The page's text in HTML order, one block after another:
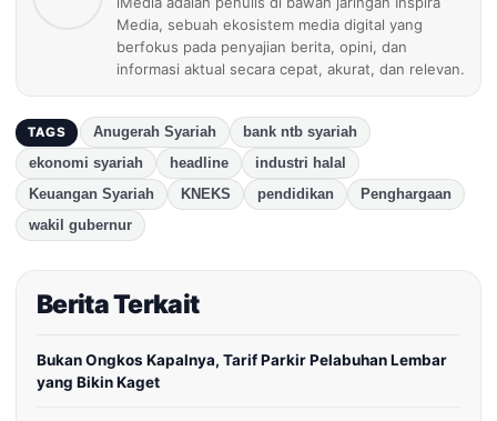
Media, sebuah ekosistem media digital yang
berfokus pada penyajian berita, opini, dan
informasi aktual secara cepat, akurat, dan relevan.
TAGS Anugerah Syariah
bank ntb syariah
ekonomi syariah
headline
industri halal
Keuangan Syariah
KNEKS pendidikan
Penghargaan
wakil gubernur
Berita Terkait
Bukan Ongkos Kapalnya, Tarif Parkir Pelabuhan Lembar
yang Bikin Kaget